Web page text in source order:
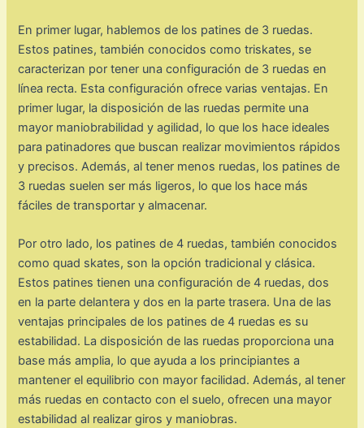
En primer lugar, hablemos de los patines de 3 ruedas.
Estos patines, también conocidos como triskates, se
caracterizan por tener una configuración de 3 ruedas en
línea recta. Esta configuración ofrece varias ventajas. En
primer lugar, la disposición de las ruedas permite una
mayor maniobrabilidad y agilidad, lo que los hace ideales
para patinadores que buscan realizar movimientos rápidos
y precisos. Además, al tener menos ruedas, los patines de
3 ruedas suelen ser más ligeros, lo que los hace más
fáciles de transportar y almacenar.
Por otro lado, los patines de 4 ruedas, también conocidos
como quad skates, son la opción tradicional y clásica.
Estos patines tienen una configuración de 4 ruedas, dos
en la parte delantera y dos en la parte trasera. Una de las
ventajas principales de los patines de 4 ruedas es su
estabilidad. La disposición de las ruedas proporciona una
base más amplia, lo que ayuda a los principiantes a
mantener el equilibrio con mayor facilidad. Además, al tener
más ruedas en contacto con el suelo, ofrecen una mayor
estabilidad al realizar giros y maniobras.